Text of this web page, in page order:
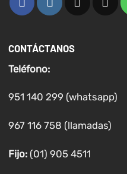
CONTÁCTANOS
Teléfono:
951 140 299 (whatsapp)
967 116 758 (llamadas)
Fijo:(01) 905 4511